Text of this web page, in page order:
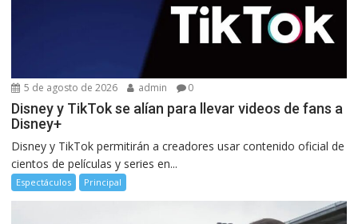
5 de agosto de 2026 admin 0
Disney y TikTok se alían para llevar videos de fans a
Disney+
Disney y TikTok permitirán a creadores usar contenido oficial de
cientos de películas y series en...
Espectáculos Principal